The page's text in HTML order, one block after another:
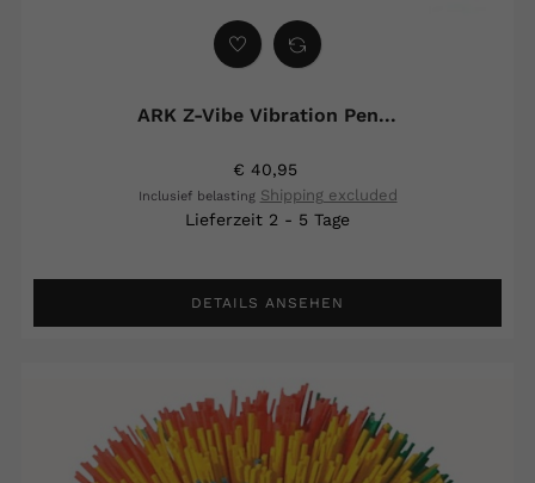
ARK Z-Vibe Vibration Pen...
€ 40,95
Inclusief belasting Shipping excluded
Lieferzeit 2 - 5 Tage
DETAILS ANSEHEN